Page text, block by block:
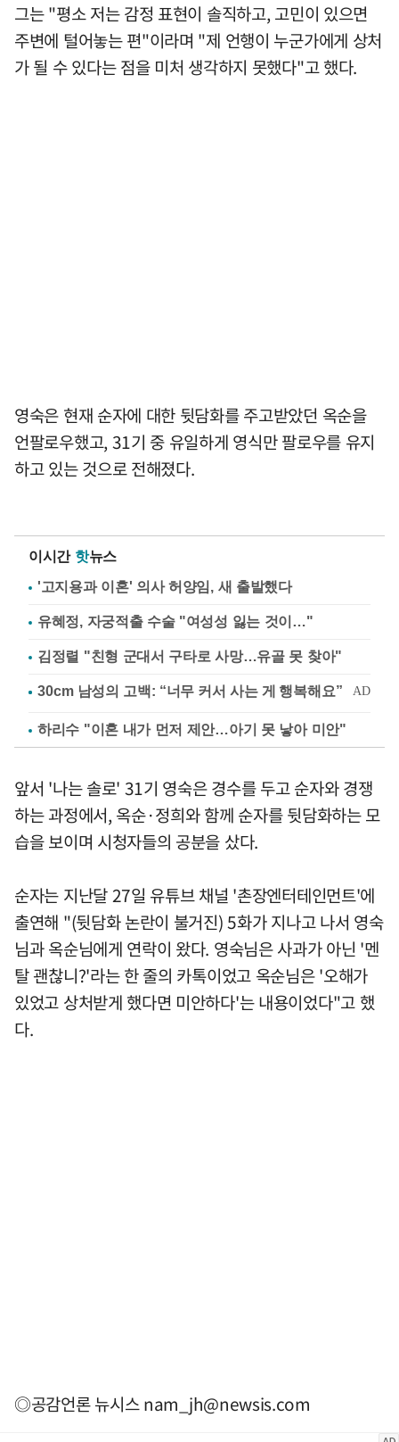
그는 "평소 저는 감정 표현이 솔직하고, 고민이 있으면
주변에 털어놓는 편"이라며 "제 언행이 누군가에게 상처
가 될 수 있다는 점을 미처 생각하지 못했다"고 했다.
영숙은 현재 순자에 대한 뒷담화를 주고받았던 옥순을
언팔로우했고, 31기 중 유일하게 영식만 팔로우를 유지
하고 있는 것으로 전해졌다.
이시간 핫뉴스
'고지용과 이혼' 의사 허양임, 새 출발했다
유혜정, 자궁적출 수술 "여성성 잃는 것이…"
김정렬 "친형 군대서 구타로 사망…유골 못 찾아"
하리수 "이혼 내가 먼저 제안…아기 못 낳아 미안"
앞서 '나는 솔로' 31기 영숙은 경수를 두고 순자와 경쟁
하는 과정에서, 옥순·정희와 함께 순자를 뒷담화하는 모
습을 보이며 시청자들의 공분을 샀다.
순자는 지난달 27일 유튜브 채널 '촌장엔터테인먼트'에
출연해 "(뒷담화 논란이 불거진) 5화가 지나고 나서 영숙
님과 옥순님에게 연락이 왔다. 영숙님은 사과가 아닌 '멘
탈 괜찮니?'라는 한 줄의 카톡이었고 옥순님은 '오해가
있었고 상처받게 했다면 미안하다'는 내용이었다"고 했
다.
◎공감언론 뉴시스nam_jh@newsis.com